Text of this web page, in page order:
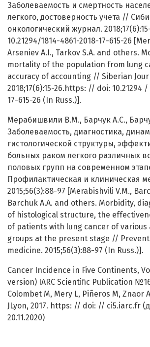
Заболеваемость и смертность
легкого, достоверность учета //
онкологический журнал.
10.21294/1814-4861-2018-17-615-26
Arseniev A.I., Tarkov S.A. and others.
mortality of the population from lung
accuracy of accounting // Siberian
2018;17(6):15-26.https: // doi: 10.21294 /
17-615-26 (In Russ.)].
Мерабишвили В.М., Барчук А.С.,
Заболеваемость, диагностика,
гистологической структуры,
больных раком легкого различных
половых групп на современном
Профилактическая и клиническая
2015;56(3):88-97 [Merabishvili V.M.,
Barchuk A.A. and others. Morbidity,
of histological structure, the
of patients with lung cancer of various
groups at the present stage //
medicine. 2015;56(3):88-97 (In Russ.)].
Cancer Incidence in Five Continents,
version) IARC Scientific Publication
Colombet M, Mery L, Piñeros M, Znaor
JLyon, 2017. https: // doi: // ci5.iarc.fr
20.11.2020)